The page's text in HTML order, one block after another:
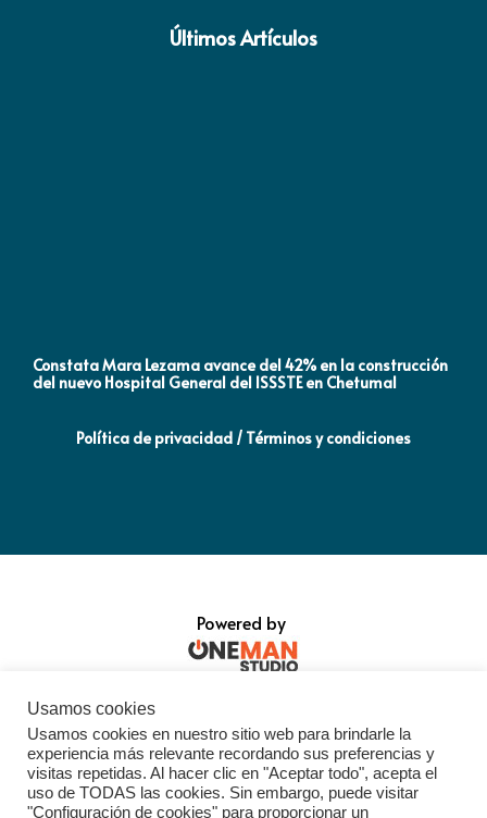
Últimos Artículos
Constata Mara Lezama avance del 42% en la construcción
del nuevo Hospital General del ISSSTE en Chetumal
Política de privacidad / Términos y condiciones
Powered by
Usamos cookies
Usamos cookies en nuestro sitio web para brindarle la
experiencia más relevante recordando sus preferencias y
visitas repetidas. Al hacer clic en "Aceptar todo", acepta el
uso de TODAS las cookies. Sin embargo, puede visitar
"Configuración de cookies" para proporcionar un